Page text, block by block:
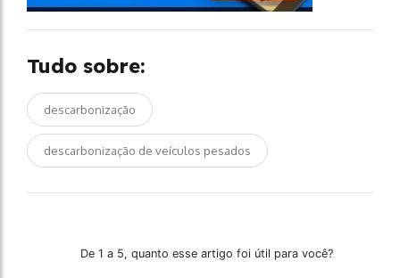
Tudo sobre:
descarbonização
descarbonização de veículos pesados
De 1 a 5, quanto esse artigo foi útil para você?